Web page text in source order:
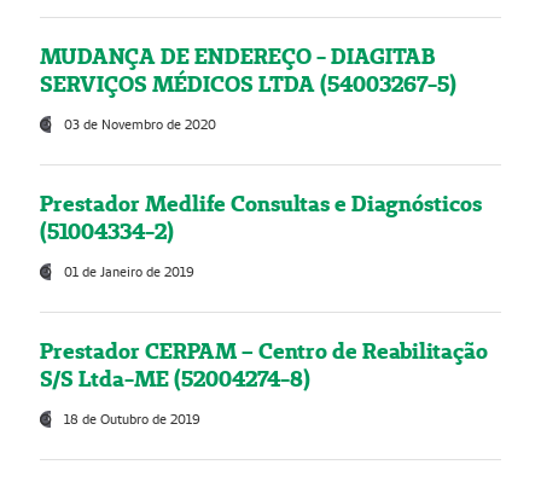
MUDANÇA DE ENDEREÇO - DIAGITAB
SERVIÇOS MÉDICOS LTDA (54003267-5)
03 de Novembro de 2020
Prestador Medlife Consultas e Diagnósticos
(51004334-2)
01 de Janeiro de 2019
Prestador CERPAM – Centro de Reabilitação
S/S Ltda-ME (52004274-8)
18 de Outubro de 2019